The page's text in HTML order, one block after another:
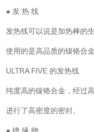
● 发 热 线
发热线可以说是加热棒的生
使用的是高品质的镍铬合
ULTRA FIVE 的发热线
纯度高的镍铬合金，经过
进行了高密度的密封。
● 绝 缘 物